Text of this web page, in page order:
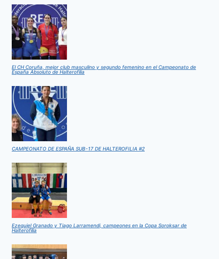
El CH Coruña, mejor club masculino y segundo femenino en el Campeonato de
España Absoluto de Halterofilia
CAMPEONATO DE ESPAÑA SUB-17 DE HALTEROFILIA #2
Ezequiel Granado y Tiago Larramendi, campeones en la Copa Soroksar de
Halterofilia